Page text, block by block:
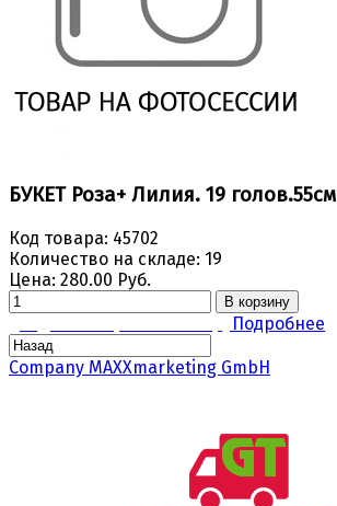
БУКЕТ Роза+ Лилия. 19 голов.55см
Код товара: 45702
Количество на складе: 19
Цена: 280.00 Руб.
В корзину
Подробнее
Company MAXXmarketing GmbH